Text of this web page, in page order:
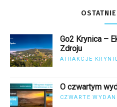
Go2 Krynica –
Zdroju
ATRAKCJE
O czwartym
CZWARTE